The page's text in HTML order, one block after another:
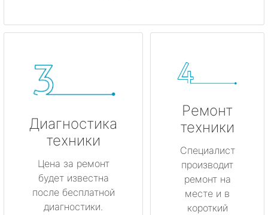
Диагностика
техники
Цена за ремонт
будет известна
после бесплатной
диагностики.
Ремонт
техники
Специалист
производит
ремонт на
месте и в
короткий